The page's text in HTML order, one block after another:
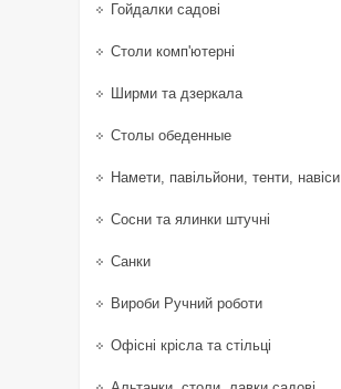
Гойдалки садові
Столи комп'ютерні
Ширми та дзеркала
Столы обеденные
Намети, павільйони, тенти, навіси
Сосни та ялинки штучні
Санки
Вироби Ручний роботи
Офісні крісла та стільці